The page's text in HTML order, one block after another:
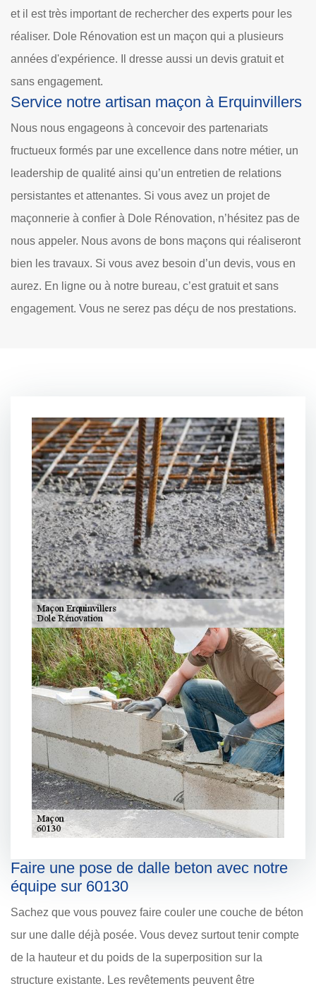
et il est très important de rechercher des experts pour les
réaliser. Dole Rénovation est un maçon qui a plusieurs
années d'expérience. Il dresse aussi un devis gratuit et
sans engagement.
Service notre artisan maçon à Erquinvillers
Nous nous engageons à concevoir des partenariats
fructueux formés par une excellence dans notre métier, un
leadership de qualité ainsi qu’un entretien de relations
persistantes et attenantes. Si vous avez un projet de
maçonnerie à confier à Dole Rénovation, n’hésitez pas de
nous appeler. Nous avons de bons maçons qui réaliseront
bien les travaux. Si vous avez besoin d’un devis, vous en
aurez. En ligne ou à notre bureau, c’est gratuit et sans
engagement. Vous ne serez pas déçu de nos prestations.
Faire une pose de dalle beton avec notre
équipe sur 60130
Sachez que vous pouvez faire couler une couche de béton
sur une dalle déjà posée. Vous devez surtout tenir compte
de la hauteur et du poids de la superposition sur la
structure existante. Les revêtements peuvent être